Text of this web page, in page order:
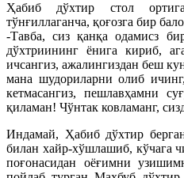
Ҳабиб дўхтир стол ортига
тўнғиллаганча, қоғозга бир
-Тавба, сиз қанқа одамисз
дўхтриининг ёнига кириб,
ичсангиз, ажалингиздан беш
мана шудориларни олиб
кетмасангиз, пешлавҳамни
қиламан! Чўнтак ковламанг,
Индамай, Ҳабиб дўхтир
билан хайр-хўшлашиб, кўчага
поғонасидан оёғимни